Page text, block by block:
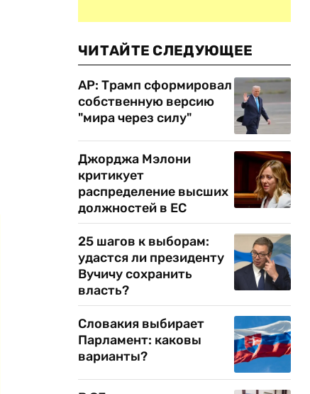
ЧИТАЙТЕ СЛЕДУЮЩЕЕ
AP: Трамп сформировал
собственную версию
"мира через силу"
Джорджа Мэлони
критикует
распределение высших
должностей в ЕС
25 шагов к выборам:
удастся ли президенту
Вучичу сохранить
власть?
Словакия выбирает
Парламент: каковы
варианты?